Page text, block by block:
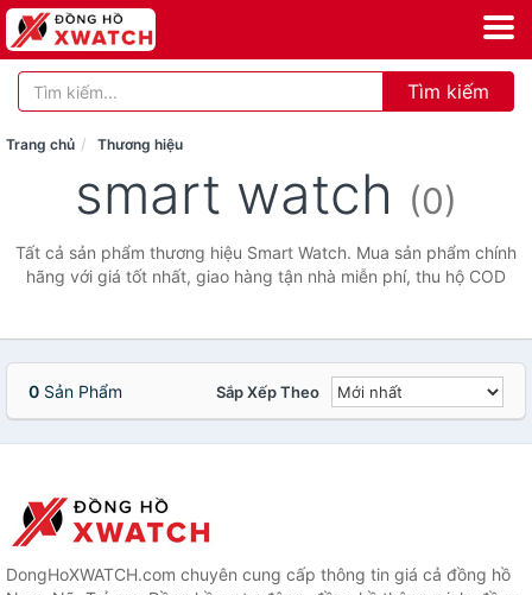
Tìm kiếm
Trang chủ Thương hiệu
smart watch (0)
Tất cả sản phẩm thương hiệu Smart Watch. Mua sản phẩm chính
hãng với giá tốt nhất, giao hàng tận nhà miễn phí, thu hộ COD
0 Sản Phẩm Sắp Xếp Theo
DongHoXWATCH.com chuyên cung cấp thông tin giá cả đồng hồ